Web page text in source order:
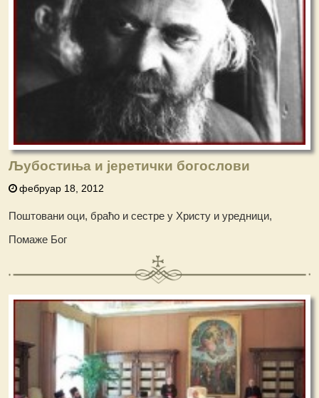
Љубостиња и јеретички богослови
фебруар 18, 2012
Поштовани оци, браћо и сестре у Христу и уредници,
Помаже Бог